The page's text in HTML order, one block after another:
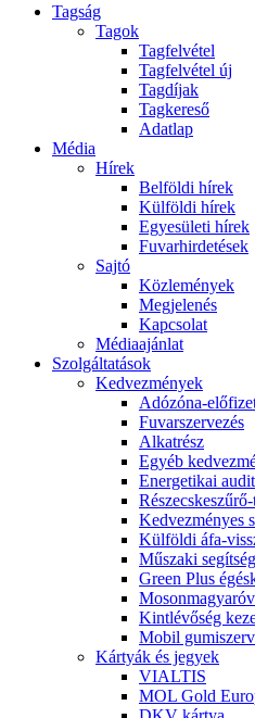
Tagság
Tagok
Tagfelvétel
Tagfelvétel új
Tagdíjak
Tagkereső
Adatlap
Média
Hírek
Belföldi hírek
Külföldi hírek
Egyesületi hírek
Fuvarhirdetések
Sajtó
Közlemények
Megjelenés
Kapcsolat
Médiaajánlat
Szolgáltatások
Kedvezmények
Adózóna-
Fuvarszervezés
Alkatrész
Egyéb
Energetikai audit
Kedvezményes
Külföldi áfa-
Műszaki
Green Plus
Kintlévőség
Mobil
Kártyák és jegyek
VIALTIS
MOL Gold